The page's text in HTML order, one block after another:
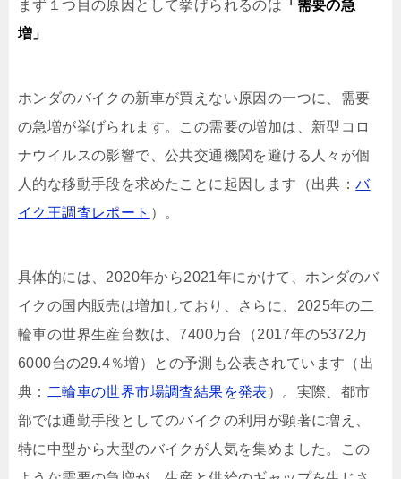
まず１つ目の原因として挙げられるのは 「需要の急
増」
ホンダのバイクの新車が買えない原因の一つに、需要
の急増が挙げられます。この需要の増加は、新型コロ
ナウイルスの影響で、公共交通機関を避ける人々が個
人的な移動手段を求めたことに起因します（出典：バ
イク王調査レポート ）。
具体的には、2020年から2021年にかけて、ホンダのバ
イクの国内販売は増加しており、さらに、2025年の二
輪車の世界生産台数は、7400万台（2017年の5372万
6000台の29.4％増）との予測も公表されています（出
典： 二輪車の世界市場調査結果を発表 ）。実際、都市
部では通勤手段としてのバイクの利用が顕著に増え、
特に中型から大型のバイクが人気を集めました。この